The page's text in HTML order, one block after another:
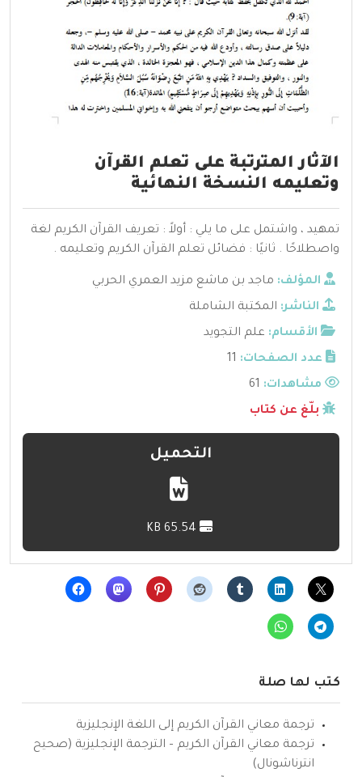
الآثار المترتبة على تعلم القرآن
وتعليمه النسخة النهائية
تمهيد ، واشتمل على ما يلي : أولاً : تعريف القرآن الكريم لغة
واصطلاحًا . ثانيًا : فضائل تعلم القرآن الكريم وتعليمه .
المؤلف: ماجد بن ماشع مزيد العمري الحربي
الناشر: المكتبة الشاملة
الأقسام: علم التجويد
عدد الصفحات: 11
مشاهدات:
بلّغ عن كتاب
التحميل
كتب لها صلة
ترجمة معاني القرآن الكريم إلى اللغة الإنجليزية
ترجمة معاني القرآن الكريم – الترجمة الإنجليزية (صحيح
انترناشونال)